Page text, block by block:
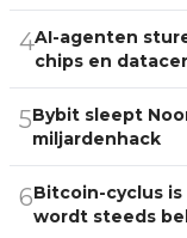
4AI-agenten
chips en
5Bybit sleept
miljardenhack
6Bitcoin-cyclus is nog niet voorbij, maar rente
wordt steeds